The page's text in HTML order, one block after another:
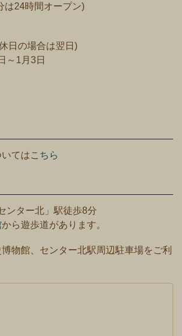
は24時間オープン)
日の場合は翌日)
～1月3日
てはこちら
ンター北」駅徒歩8分
から遊歩道があります。
物館、センター北駅周辺駐車場をご利